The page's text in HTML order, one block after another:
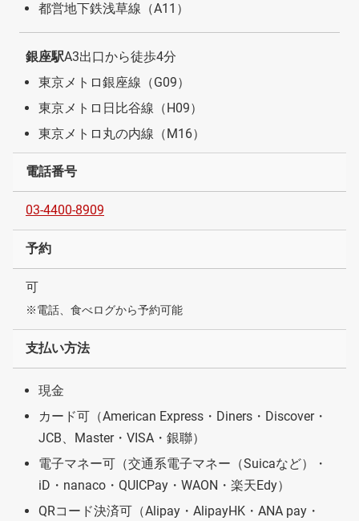
都営地下鉄浅草線（A11）
銀座駅A3出口から徒歩4分
東京メトロ銀座線（G09）
東京メトロ日比谷線（H09）
東京メトロ丸の内線（M16）
電話番号
03-4400-8909
予約
可
※電話、食べログから予約可能
支払い方法
現金
カード可（American Express・Diners・Discover・
JCB、Master・VISA・銀聯）
電子マネー可（交通系電子マネー（Suicaなど）・
iD・nanaco・QUICPay・WAON・楽天Edy）
QRコード決済可（Alipay・AlipayHK・ANA pay・